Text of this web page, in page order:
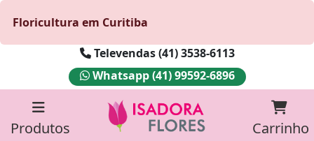
Floricultura em Curitiba
Televendas (41) 3538-6113
Whatsapp (41) 99592-6896
Produtos Carrinho